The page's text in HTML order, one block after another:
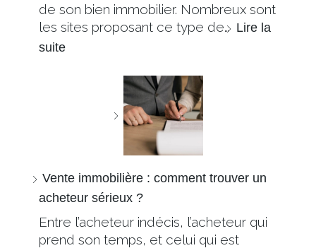
de son bien immobilier. Nombreux sont
les sites proposant ce type de… Lire la
suite
Vente immobilière : comment trouver un
acheteur sérieux ?
Entre l’acheteur indécis, l’acheteur qui
prend son temps, et celui qui est